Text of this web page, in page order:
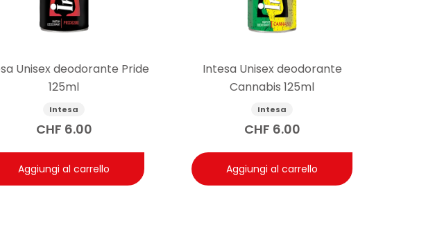
Unisex deodorante Pride
125ml
Intesa
CHF 6.00
Aggiungi al carrello
Intesa Unisex deodorante
Cannabis 125ml
Intesa
CHF 6.00
Aggiungi al carrello